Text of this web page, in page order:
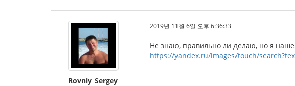
Rovniy_Sergey
2019년 11월 6일 오후 6:36:33
Не знаю, правильно ли делаю, но я
https://yandex.ru/images/touch/